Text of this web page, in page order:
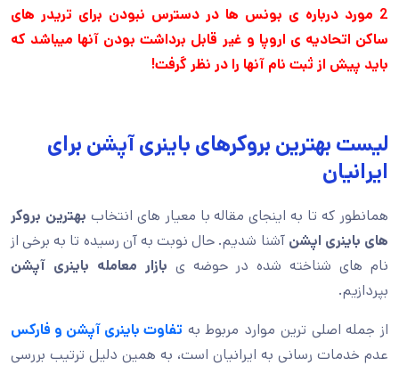
2 مورد درباره ی بونس ها در دسترس نبودن برای تریدر های
ساکن اتحادیه ی اروپا و غیر قابل برداشت بودن آنها میباشد که
باید پیش از ثبت نام آنها را در نظر گرفت!
لیست بهترین بروکرهای باینری آپشن برای
ایرانیان
همانطور که تا به اینجای مقاله با معیار های انتخاب بهترین بروکر
های باینری اپشن آشنا شدیم. حال نوبت به آن رسیده تا به برخی از
نام های شناخته شده در حوضه ی بازار معامله باینری آپشن
بپردازیم.
از جمله اصلی ترین موارد مربوط به تفاوت باینری آپشن و فارکس
عدم خدمات رسانی به ایرانیان است، به همین دلیل ترتیب بررسی